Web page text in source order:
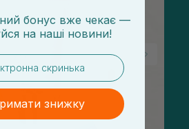
бонус вже чекає —
на наші новини!
знижку